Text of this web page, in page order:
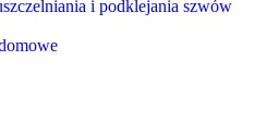
i podklejania szwów